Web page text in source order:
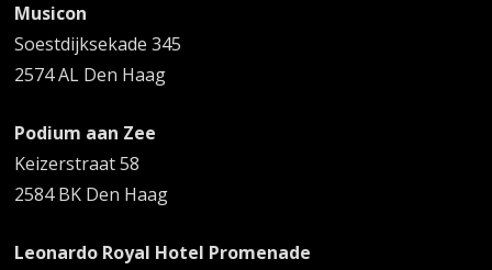
Musicon
Soestdijksekade 345
2574 AL Den Haag
Podium aan Zee
Keizerstraat 58
2584 BK Den Haag
Leonardo Royal Hotel Promenade